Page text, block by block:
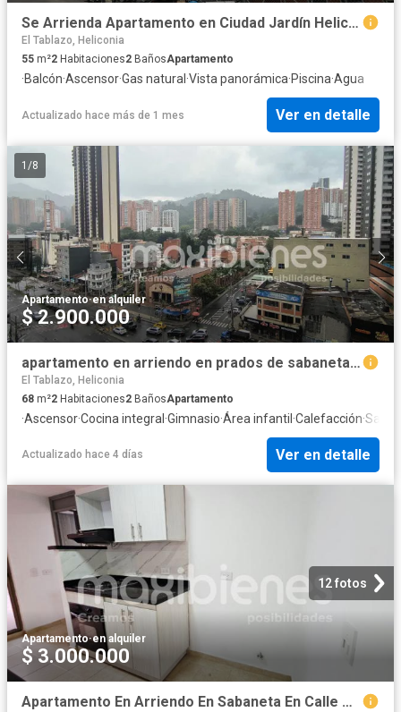
Se Arrienda Apartamento en Ciudad Jardín Heliconia, la Estrella
El Tablazo, Heliconia
55 m²2 Habitaciones2 BañosApartamento
·Balcón·Ascensor·Gas natural ·Vista panorámica·Piscina·Agua
Actualizado hace más de 1 mes Ver en detalle
1 /8
Apartamento·en alquiler
$ 2.900.000
apartamento en arriendo en prados de sabaneta. Cod A65626
El Tablazo, Heliconia
68 m²2 Habitaciones2 BañosApartamento
·Ascensor·Cocina integral·Gimnasio·Área infantil·Calefacción·Sauna
Actualizado hace 4 días Ver en detalle
12 fotos
Apartamento·en alquiler
$ 3.000.000
Apartamento En Arriendo En Sabaneta En Calle Nueva A358414